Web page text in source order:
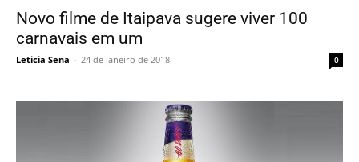
Novo filme de Itaipava sugere viver 100
carnavais em um
Leticia Sena - 24 de janeiro de 2018 0